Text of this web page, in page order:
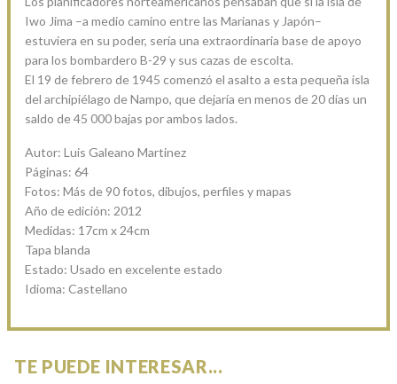
Iwo Jima –a medio camino entre las Marianas y Japón–
estuviera en su poder, sería una extraordinaria base de apoyo
para los bombardero B-29 y sus cazas de escolta.
El 19 de febrero de 1945 comenzó el asalto a esta pequeña isla
del archipiélago de Nampo, que dejaría en menos de 20 días un
saldo de 45 000 bajas por ambos lados.
Autor: Luis Galeano Martinez
Páginas: 64
Fotos: Más de 90 fotos, dibujos, perfiles y mapas
Año de edición: 2012
Medidas: 17cm x 24cm
Tapa blanda
Estado: Usado en excelente estado
Idioma: Castellano
TE PUEDE INTERESAR...